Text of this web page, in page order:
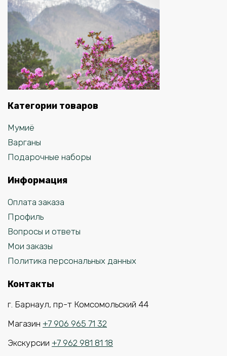
Категории товаров
Мумиё
Варганы
Подарочные наборы
Информация
Оплата заказа
Профиль
Вопросы и ответы
Мои заказы
Политика персональных данных
Контакты
г. Барнаул, пр-т Комсомольский 44
Магазин +7 906 965 71 32
Экскурсии +7 962 981 81 18